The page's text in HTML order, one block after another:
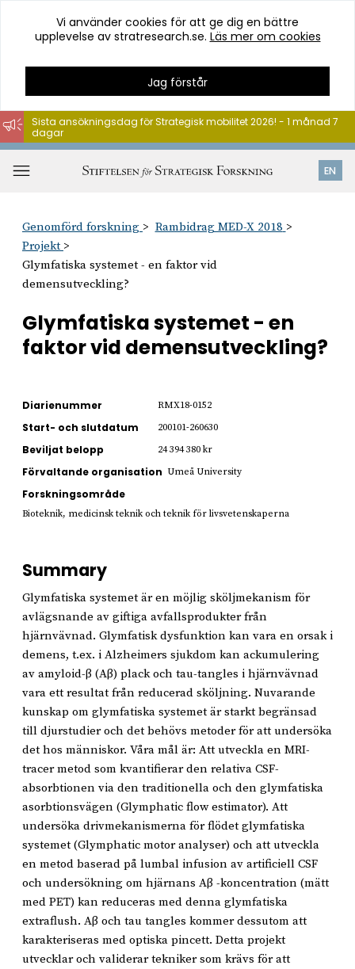
Hoppa
till
innehåll
Vi använder cookies för att ge dig en bättre
upplevelse av stratresearch.se. Läs mer om cookies
Jag förstår
EN
Sista ansökningsdag för Strategisk mobilitet 2026! - 1 månad 7
dagar
Genomförd forskning
Rambidrag MED-X 2018
Projekt
Glymfatiska systemet - en faktor vid
demensutveckling?
Glymfatiska systemet - en
faktor vid demensutveckling?
Diarienummer RMX18-0152
Start- och slutdatum 200101-260630
Beviljat belopp 24 394 380 kr
Förvaltande organisation Umeå University
Forskningsområde
Bioteknik, medicinsk teknik och teknik för livsvetenskaperna
Summary
Glymfatiska systemet är en möjlig sköljmekanism för
avlägsnande av giftiga avfallsprodukter från
hjärnvävnad. Glymfatisk dysfunktion kan vara en orsak i
demens, t.ex. i Alzheimers sjukdom kan ackumulering
av amyloid-β (Aβ) plack och tau-tangles i hjärnvävnad
vara ett resultat från reducerad sköljning. Nuvarande
kunskap om glymfatiska systemet är starkt begränsad
till djurstudier och det behövs metoder för att undersöka
det hos människor. Våra mål är: Att utveckla en MRI-
tracer metod som kvantifierar den relativa CSF-
absorbtionen via den traditionella och den glymfatiska
asorbtionsvägen (Glymphatic flow estimator). Att
undersöka drivmekanismerna för flödet glymfatiska
systemet (Glymphatic motor analyser) och att utveckla
en metod baserad på lumbal infusion av artificiell CSF
och undersökning om hjärnans Aβ -koncentration (mätt
med PET) kan reduceras med denna glymfatiska
extraflush. Aβ och tau tangles kommer dessutom att
karakteriseras med optiska pincett. Detta projekt
utvecklar och validerar tekniker som krävs för att